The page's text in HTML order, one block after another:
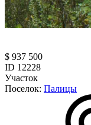
$ 937 500
ID 12228
Участок
Поселок: Палицы